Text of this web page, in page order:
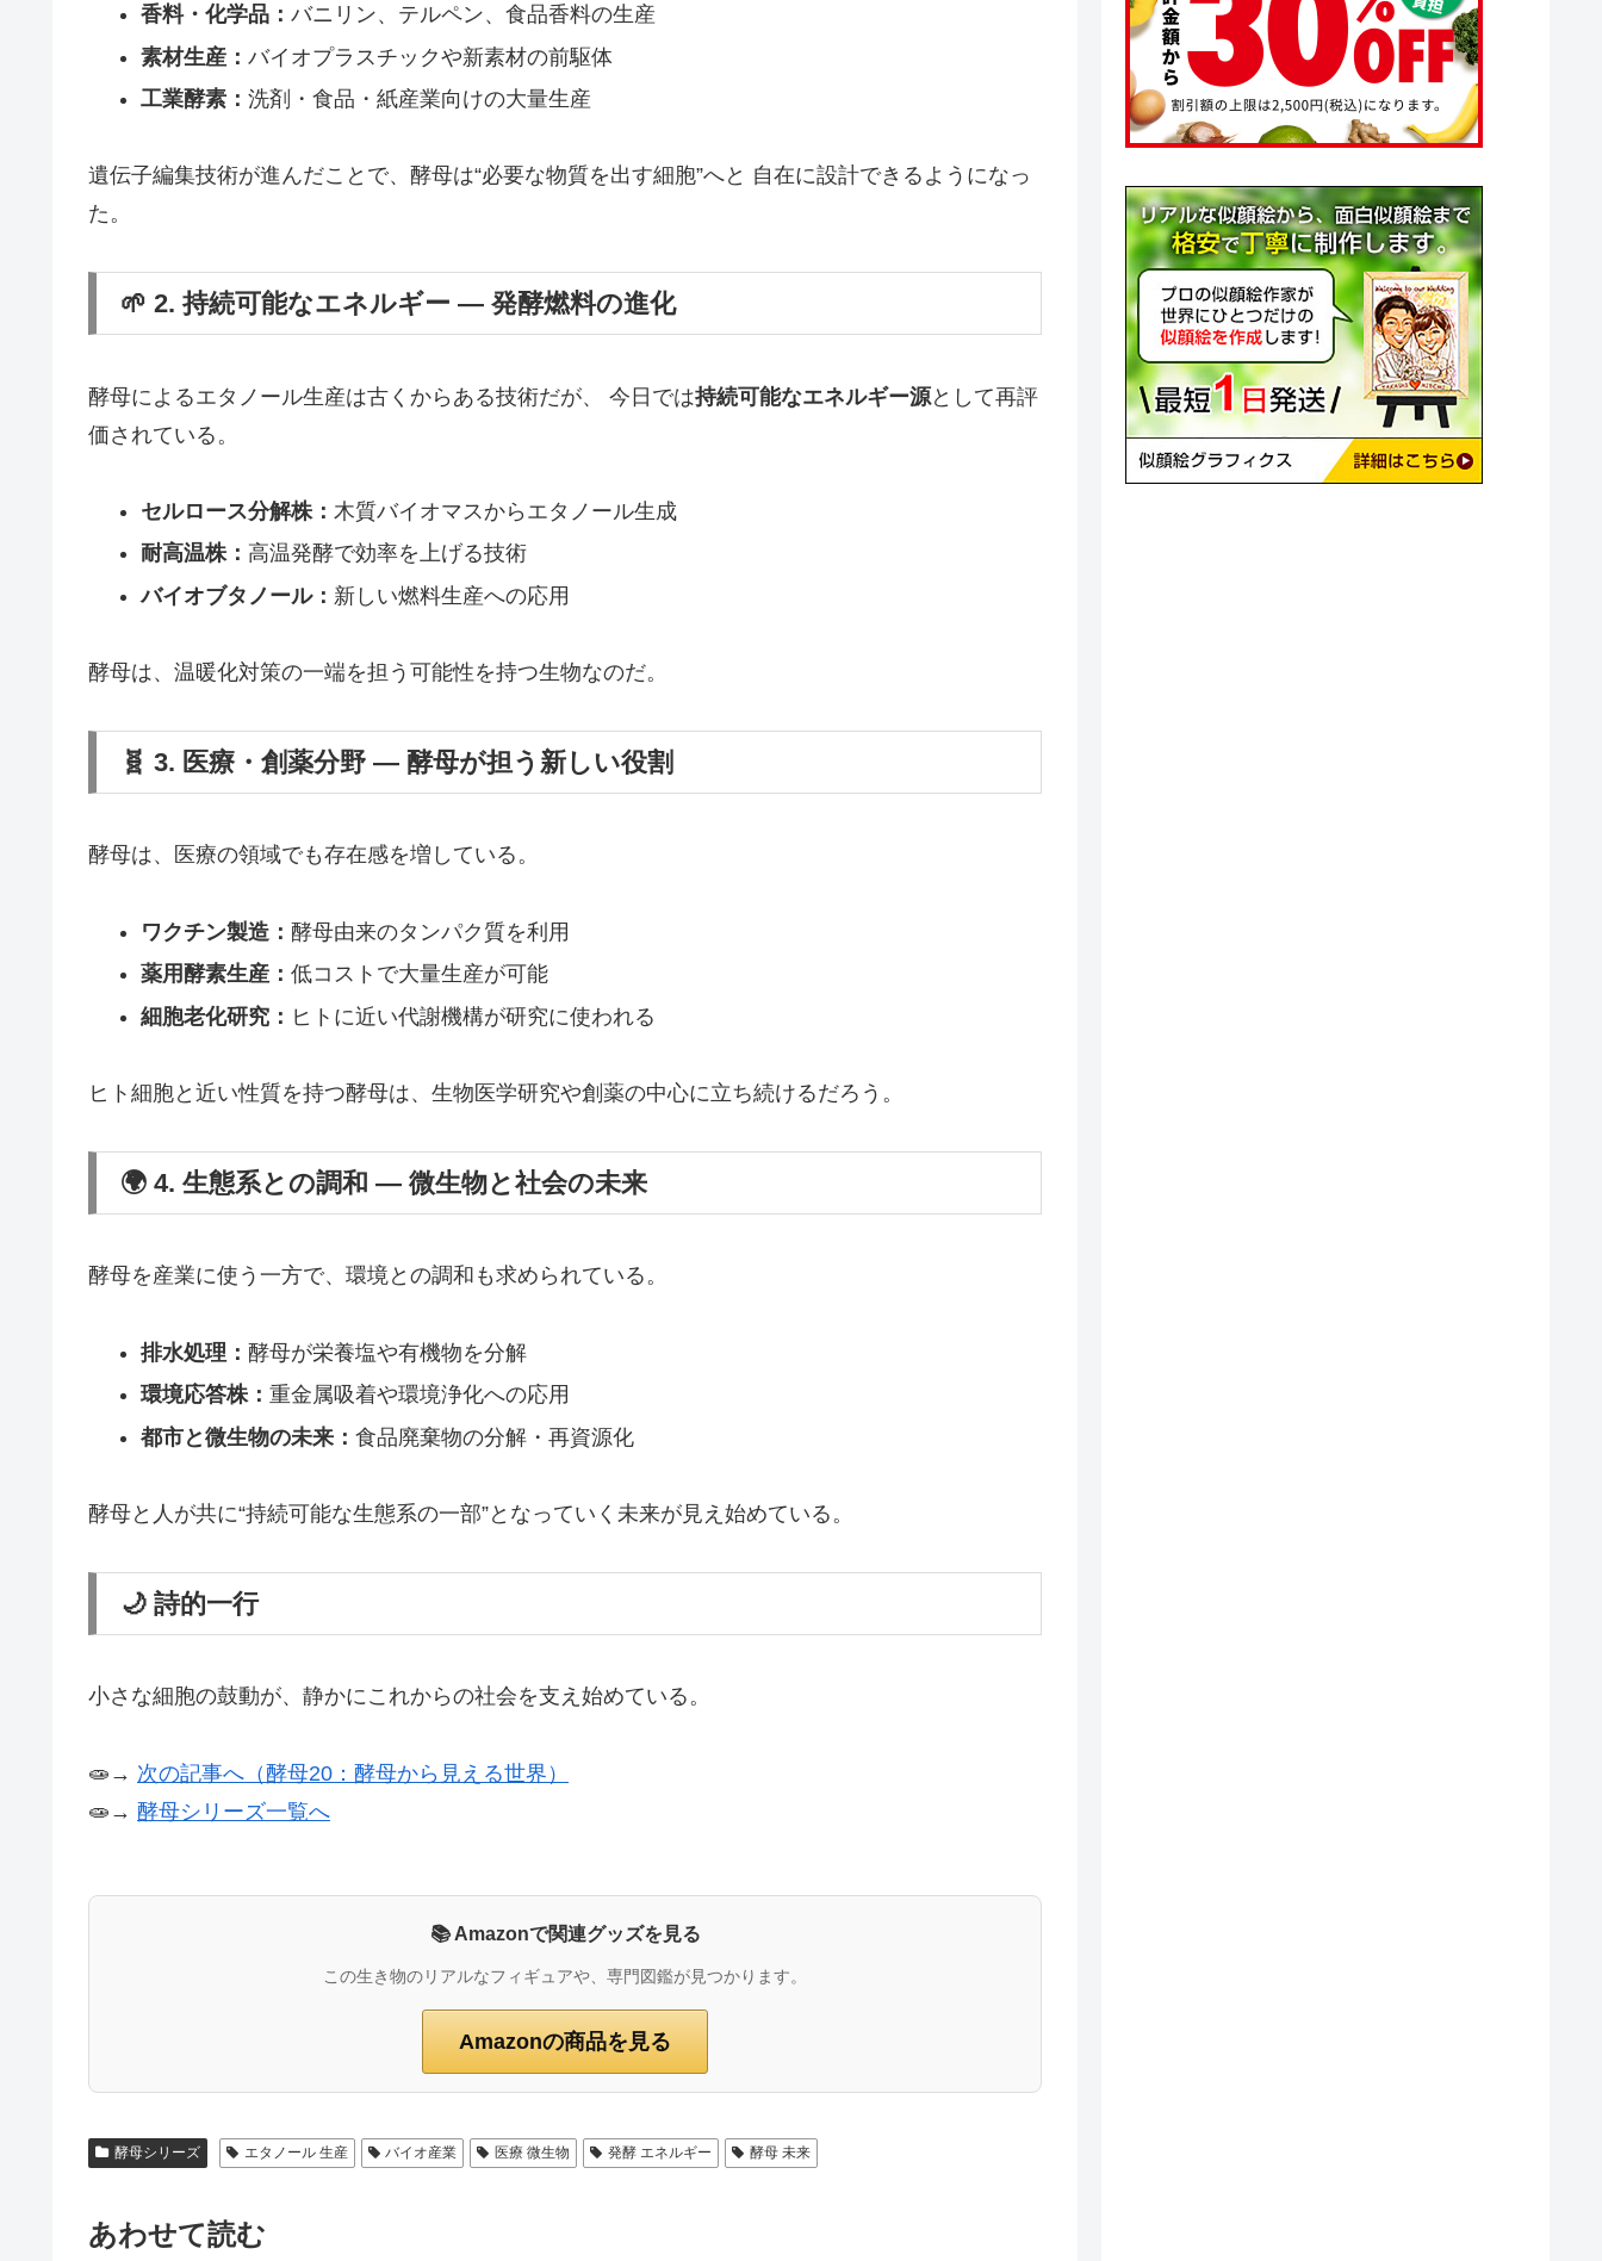
香料・化学品： バニリン、テルペン、食品香料の生産
素材生産： バイオプラスチックや新素材の前駆体
工業酵素： 洗剤・食品・紙産業向けの大量生産
遺伝子編集技術が進んだことで、酵母は“必要な物質を出す細胞”へと 自在に設計できるようになっ
た。
🌱 2. 持続可能なエネルギー ― 発酵燃料の進化
酵母によるエタノール生産は古くからある技術だが、 今日では持続可能なエネルギー源として再評
価されている。
セルロース分解株： 木質バイオマスからエタノール生成
耐高温株： 高温発酵で効率を上げる技術
バイオブタノール： 新しい燃料生産への応用
酵母は、温暖化対策の一端を担う可能性を持つ生物なのだ。
🧬 3. 医療・創薬分野 ― 酵母が担う新しい役割
酵母は、医療の領域でも存在感を増している。
ワクチン製造： 酵母由来のタンパク質を利用
薬用酵素生産： 低コストで大量生産が可能
細胞老化研究： ヒトに近い代謝機構が研究に使われる
ヒト細胞と近い性質を持つ酵母は、生物医学研究や創薬の中心に立ち続けるだろう。
🌍 4. 生態系との調和 ― 微生物と社会の未来
酵母を産業に使う一方で、環境との調和も求められている。
排水処理： 酵母が栄養塩や有機物を分解
環境応答株： 重金属吸着や環境浄化への応用
都市と微生物の未来： 食品廃棄物の分解・再資源化
酵母と人が共に“持続可能な生態系の一部”となっていく未来が見え始めている。
🌙 詩的一行
小さな細胞の鼓動が、静かにこれからの社会を支え始めている。
🧫→ 次の記事へ（酵母20：酵母から見える世界）
🧫→ 酵母シリーズ一覧へ
📚 Amazonで関連グッズを見る
この生き物のリアルなフィギュアや、専門図鑑が見つかります。
Amazonの商品を見る
酵母シリーズ エタノール 生産 バイオ産業 医療 微生物 発酵 エネルギー 酵母 未来
あわせて読む